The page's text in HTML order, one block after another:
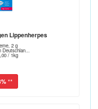
Lippenherpes
2 g
Deutschlan...
/ 1kg
**